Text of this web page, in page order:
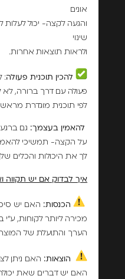
אונים
והגעה לקצה- יכול לעלות
שינוי
ולראות תוצאות אחרות.
להכין תוכנית פעולה:
פעולה עם דרך ברורה, לא
לפי תוכנית מוגדרת
להאמין בעצמך: גם
על הקצה- תמשיכי
לך את היכולות והכלים
איך לבדוק אם יש תקווה
הכנסות: האם יש
מכירה ליותר לקוחות,
הערך והתועלת של המוצר
הוצאות: האם ניתן
האם יש דברים שאת